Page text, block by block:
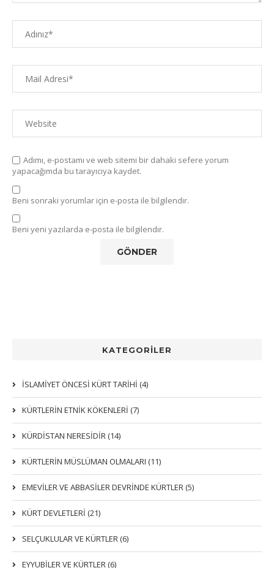
Adımı, e-postamı ve web sitemi bir dahaki sefere yorum
yapacağımda bu tarayıcıya kaydet.
Beni sonraki yorumlar için e-posta ile bilgilendir.
Beni yeni yazılarda e-posta ile bilgilendir.
KATEGORİLER
İSLAMİYET ÖNCESİ KÜRT TARİHİ (4)
KÜRTLERIN ETNIK KÖKENLERI (7)
KÜRDİSTAN NERESİDİR (14)
KÜRTLERİN MÜSLÜMAN OLMALARI (11)
EMEVİLER VE ABBASİLER DEVRİNDE KÜRTLER (5)
KÜRT DEVLETLERİ (21)
SELÇUKLULAR VE KÜRTLER (6)
EYYUBİLER VE KÜRTLER (6)